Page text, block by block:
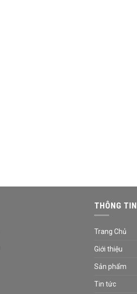
THÔNG TIN
Trang Chủ
Giới thiệu
Sản phẩm
Tin tức